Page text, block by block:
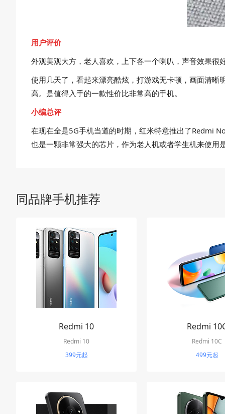
用户评价
外观美观大方，老人喜欢，上下各一个喇叭，声音效果
使用几天了，看起来漂亮酷炫，打游戏无卡顿，画面清
高。是值得入手的一款性价比非常高的手机。
小编总评
在现在全是5G手机当道的时期，红米特意推出了Redmi
也是一颗非常强大的芯片，作为老人机或者学生机来使用
同品牌手机推荐
Redmi 10
Redmi 10
399元起
Redmi
Redmi 10C
499元起